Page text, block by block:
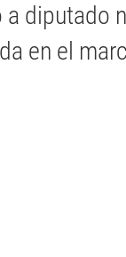
diputado
en el